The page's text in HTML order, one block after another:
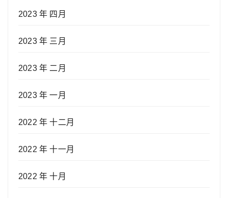
2023 年 四月
2023 年 三月
2023 年 二月
2023 年 一月
2022 年 十二月
2022 年 十一月
2022 年 十月